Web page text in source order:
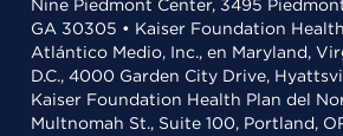
Nine Piedmont Center, 3495
GA 30305 • Kaiser Foundation
Atlántico Medio, Inc., en Maryland,
D.C., 4000 Garden City Drive,
Kaiser Foundation Health Plan del
Multnomah St., Suite 100, Portland,